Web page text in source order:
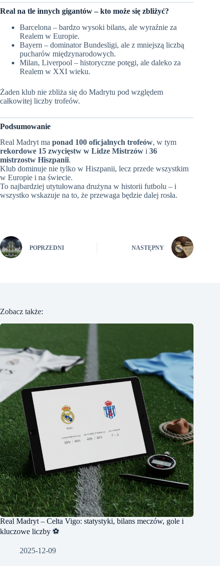
Real na tle innych gigantów – kto może się zbliżyć?
Barcelona – bardzo wysoki bilans, ale wyraźnie za
Realem w Europie.
Bayern – dominator Bundesligi, ale z mniejszą liczbą
pucharów międzynarodowych.
Milan, Liverpool – historyczne potęgi, ale daleko za
Realem w XXI wieku.
Żaden klub nie zbliża się do Madrytu pod względem
całkowitej liczby trofeów.
Podsumowanie
Real Madryt ma ponad 100 oficjalnych trofeów, w tym
rekordowe 15 zwycięstw w Lidze Mistrzów i 36
mistrzostw Hiszpanii.
Klub dominuje nie tylko w Hiszpanii, lecz przede wszystkim
w Europie i na świecie.
To najbardziej utytułowana drużyna w historii futbolu – i
wszystko wskazuje na to, że przewaga będzie dalej rosła.
POPRZEDNI NASTĘPNY
Zobacz także:
Real Madryt – Celta Vigo: statystyki, bilans meczów, gole i
kluczowe liczby ⚽
2025-12-09